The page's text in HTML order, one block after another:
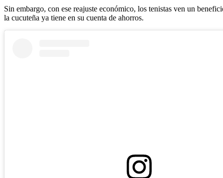
Sin embargo, con ese reajuste económico, los tenistas ven un
la cucuteña ya tiene en su cuenta de ahorros.